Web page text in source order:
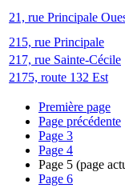
21, rue Principale
215, rue Principale
217, rue Sainte-Cécile
2175, route 132 Est
Première page
Page précédente
Page 3
Page 4
Page 5 (page
Page 6